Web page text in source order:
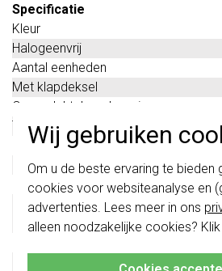
Wij gebruiken
Om u de beste ervaring te bieden
cookies voor websiteanalyse en
advertenties. Lees meer in ons
alleen noodzakelijke cookies?
Specificatie
Kleur
Halogeenvrij
Aantal eenheden
Met klapdeksel
Oppervlaktebescherming
Tekstveld/beschrijvingsvlak
Kwaliteitsklasse
Materiaal
Bevestigingswijze
Montagerichting
Geschikt voor vloerpot
schakelwippen zijn vernieuwd. Ze zijn
niette combineren met de
van vóór augustus 2024.
Klik hiervoor meer informatie, zodat je